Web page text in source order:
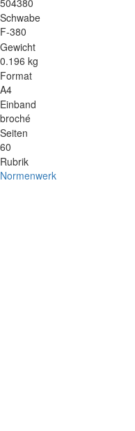
504380
Schwabe
F-380
Gewicht
0.196 kg
Format
A4
Einband
broché
Seiten
60
Rubrik
Normenwerk